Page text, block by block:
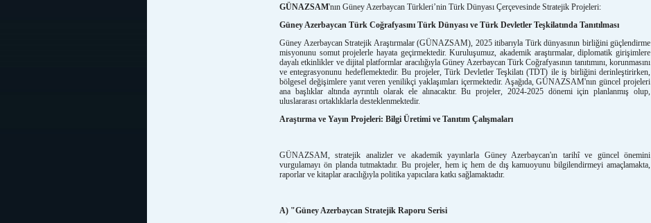
GÜNAZSAM'nın Güney Azerbaycan Türkleri’nin Türk Dünyası Çerçevesinde Stratejik Projeleri:
Güney Azerbaycan Türk Coğrafyasını Türk Dünyası ve Türk Devletler Teşkilatında Tanıtılması
Güney Azerbaycan Stratejik Araştırmalar (GÜNAZSAM), 2025 itibarıyla Türk dünyasının birliğini güçlendirme
misyonunu somut projelerle hayata geçirmektedir. Kuruluşumuz, akademik araştırmalar, diplomatik girişimlere
dayalı etkinlikler ve dijital platformlar aracılığıyla Güney Azerbaycan Türk Coğrafyasının tanıtımını, korunmasını
ve entegrasyonunu hedeflemektedir. Bu projeler, Türk Devletler Teşkilatı (TDT) ile iş birliğini derinleştirirken,
bölgesel değişimlere yanıt veren yenilikçi yaklaşımları içermektedir. Aşağıda, GÜNAZSAM'nın güncel projeleri
ana başlıklar altında ayrıntılı olarak ele alınacaktır. Bu projeler, 2024-2025 dönemi için planlanmış olup,
uluslararası ortaklıklarla desteklenmektedir.
Araştırma ve Yayın Projeleri: Bilgi Üretimi ve Tanıtım Çalışmaları
GÜNAZSAM, stratejik analizler ve akademik yayınlarla Güney Azerbaycan'ın tarihî ve güncel önemini
vurgulamayı ön planda tutmaktadır. Bu projeler, hem iç hem de dış kamuoyunu bilgilendirmeyi amaçlamakta,
raporlar ve kitaplar aracılığıyla politika yapıcılara katkı sağlamaktadır.
A) "Güney Azerbaycan Stratejik Raporu Serisi